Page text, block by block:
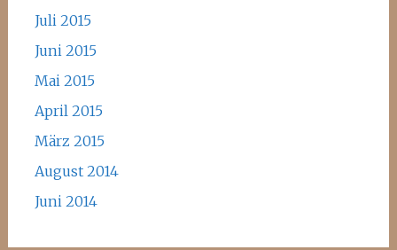
Juli 2015
Juni 2015
Mai 2015
April 2015
März 2015
August 2014
Juni 2014